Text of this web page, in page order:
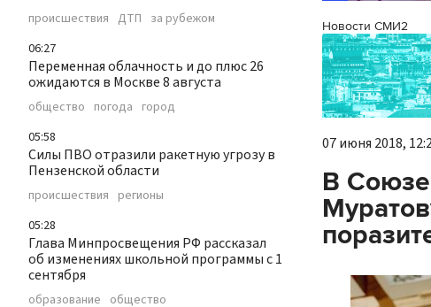
происшествия ДТП за рубежом
06:27
Переменная облачность и до плюс 26
ожидаются в Москве 8 августа
общество погода город
05:58
Силы ПВО отразили ракетную угрозу в
Пензенской области
происшествия регионы
05:28
Глава Минпросвещения РФ рассказал
об изменениях школьной программы с 1
сентября
образование общество
Новости СМИ2
07 июня 2018,
В Союзе